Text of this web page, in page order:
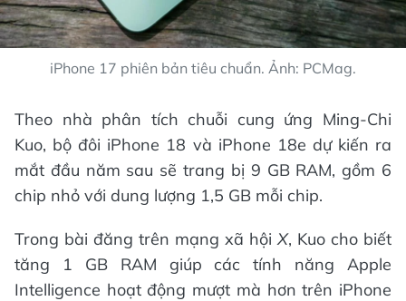
iPhone 17 phiên bản tiêu chuẩn. Ảnh: PCMag.
Theo nhà phân tích chuỗi cung ứng Ming-Chi
Kuo, bộ đôi iPhone 18 và iPhone 18e dự kiến ra
mắt đầu năm sau sẽ trang bị 9 GB RAM, gồm 6
chip nhỏ với dung lượng 1,5 GB mỗi chip.
Trong bài đăng trên mạng xã hộiX, Kuo cho biết
tăng 1 GB RAM giúp các tính năng Apple
Intelligence hoạt động mượt mà hơn trên iPhone